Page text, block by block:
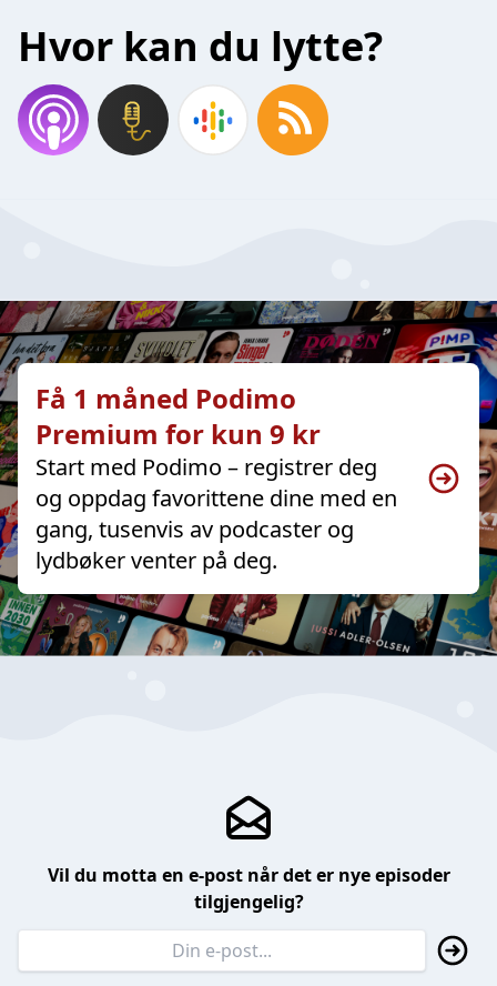
Hvor kan du lytte?
Få 1 måned Podimo
Premium for kun 9 kr
Start med Podimo – registrer deg
og oppdag favorittene dine med en
gang, tusenvis av podcaster og
lydbøker venter på deg.
Vil du motta en e-post når det er nye episoder
tilgjengelig?